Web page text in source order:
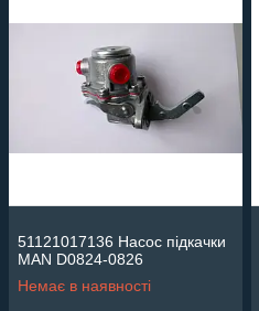
51121017136 Насос підкачки
MAN D0824-0826
Немає в наявності